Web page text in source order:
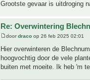
Grootste gevaar is uitdroging
Re: Overwintering
doordraco op 26 feb 2025 02:01
Hier overwinteren de
hoogvochtig door de vele
buiten met moeite. Ik heb 'm